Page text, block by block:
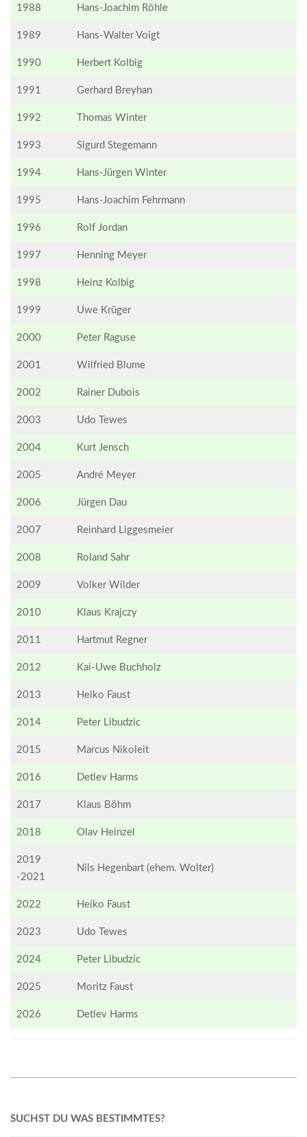
1988 Hans-Joachim Röhle
1989 Hans-Walter Voigt
1990 Herbert Kolbig
1991 Gerhard Breyhan
1992 Thomas Winter
1993 Sigurd Stegemann
1994 Hans-Jürgen Winter
1995 Hans-Joachim Fehrmann
1996 Rolf Jordan
1997 Henning Meyer
1998 Heinz Kolbig
1999 Uwe Krüger
2000 Peter Raguse
2001 Wilfried Blume
2002 Rainer Dubois
2003 Udo Tewes
2004 Kurt Jensch
2005 André Meyer
2006 Jürgen Dau
2007 Reinhard Liggesmeier
2008 Roland Sahr
2009 Volker Wilder
2010 Klaus Krajczy
2011 Hartmut Regner
2012 Kai-Uwe Buchholz
2013 Heiko Faust
2014 Peter Libudzic
2015 Marcus Nikoleit
2016 Detlev Harms
2017 Klaus Böhm
2018 Olav Heinzel
2019
-2021
Nils Hegenbart (ehem. Wolter)
2022 Heiko Faust
2023 Udo Tewes
2024 Peter Libudzic
2025 Moritz Faust
2026 Detlev Harms
25
SUCHST DU WAS BESTIMMTES?